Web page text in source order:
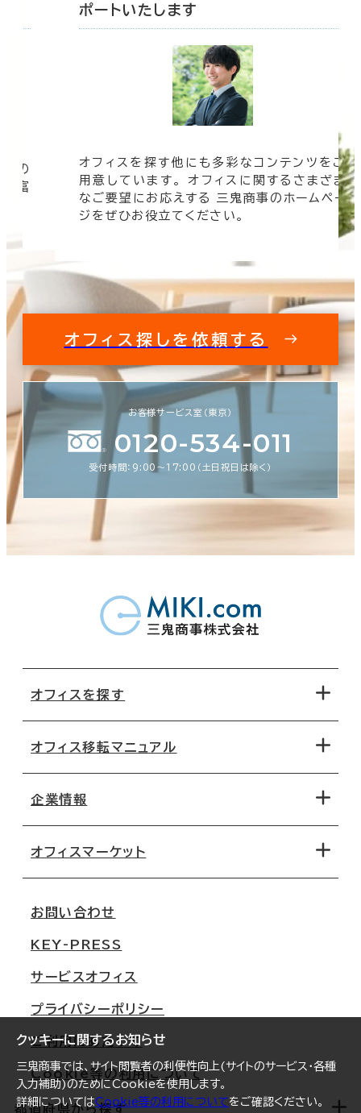
クッキーに関するお知らせ
三鬼商事では、サイト閲覧者の利便性向上(サイトのサービス・各種
入力補助)のためにCookieを使用します。
詳細についてはCookie等の利用についてをご確認ください。
の
豊富
ポートいたします
オフィスを探す他にも多彩なコンテンツをご
用意しています。 オフィスに関するさまざま
なご要望にお応えする 三鬼商事のホームペー
ジをぜひお役立てください。
オフィス探しを依頼する
お客様サービス室（東京）
0120-534-011
受付時間：9:00〜17:00（土日祝日は除く）
オフィスを探す
地図から探す
路線・駅から探す
オフィス移転マニュアル
移転コストシミュレーション
移転スケジュール
オフィス移転Q&A
企業情報
オフィスマーケット
大阪
名古屋
札幌
仙台
横浜
福岡
お問い合わせ
KEY-PRESS
サービスオフィス
プライバシーポリシー
ご利用にあたって
Cookie等の利用について
都道府県から探す